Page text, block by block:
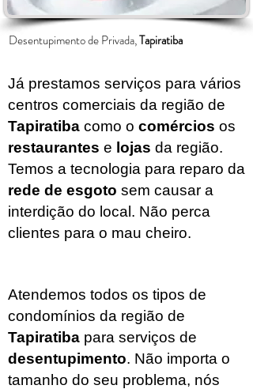
Desentupimento de Privada,Tapiratiba
Já prestamos serviços para vários
centros comerciais da região de
Tapiratiba como o comércios os
restaurantes e lojas da região.
Temos a tecnologia para reparo da
rede de esgoto sem causar a
interdição do local. Não perca
clientes para o mau cheiro.
Atendemos todos os tipos de
condomínios da região de
Tapiratiba para serviços de
desentupimento. Não importa o
tamanho do seu problema, nós